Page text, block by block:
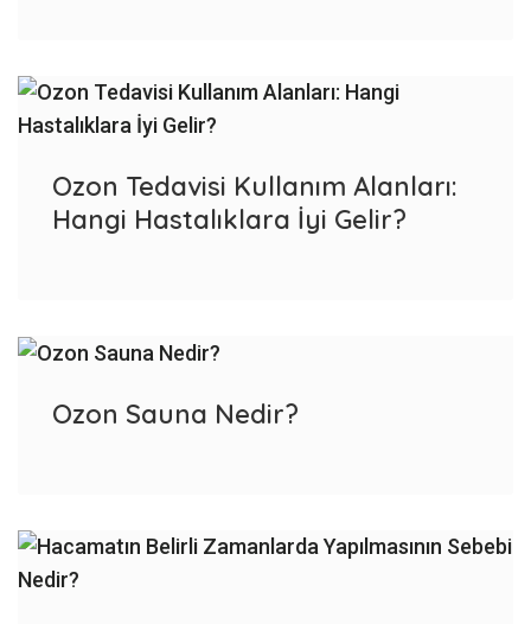
Ozon Tedavisi Kullanım Alanları:
Hangi Hastalıklara İyi Gelir?
Ozon Sauna Nedir?